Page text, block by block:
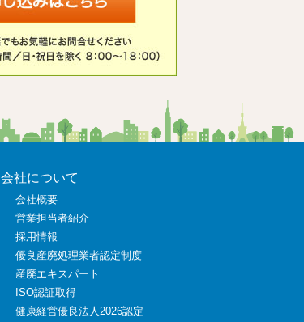
会社について
会社概要
営業担当者紹介
採用情報
優良産廃処理業者認定制度
産廃エキスパート
ISO認証取得
健康経営優良法人2026認定